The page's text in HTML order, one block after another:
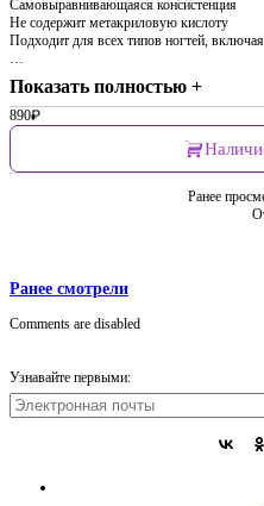
Самовыравнивающаяся консистенция
Не содержит метакриловую кислоту
Подходит для всех типов ногтей,
…
Показать полностью +
890₽
Ранее
Ранее смотрели
Comments are disabled
Узнавайте первыми: